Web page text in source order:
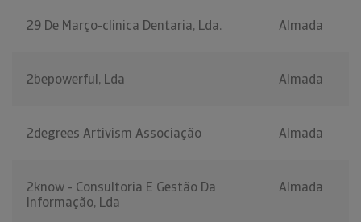
29 De Março-clinica Dentaria, Lda. Almada
2bepowerful, Lda Almada
2degrees Artivism Associação Almada
2know - Consultoria E Gestão Da
Informação, Lda
Almada